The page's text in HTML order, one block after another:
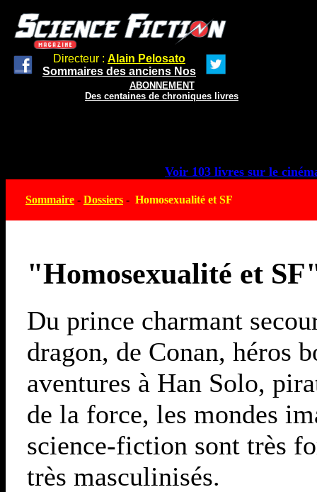
Directeur : Alain Pelosato
Sommaires des anciens Nos
ABONNEMENT
Des centaines de chroniques livres
Voir 103 livres sur le
Sommaire - Dossiers - Homosexualité et SF
"Homosexualité et
Du prince charmant
dragon, de Conan, héros
aventures à Han Solo,
de la force, les mondes
science-fiction sont très
très masculinisés.